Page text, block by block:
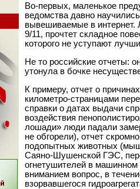
Во-первых, маленькое
ведомства давно
вывешиваемые в интернет.
9/11, прочтет складное
которого не уступают
Не то российские отчеты:
утонула в бочке
К примеру, отчет о
километро-страницами
справки о датах выдачи
воздействия
лошади» люди падали
не обгорели), отчет
подопытных животных
Саяно-Шушенской ГЭС,
огнетушителей в машинном
вниманием вопрос, в
взорвавшегося